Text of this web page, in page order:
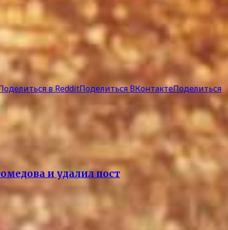
в RedditПоделиться ВКонтактеПоделиться
и удалил пост